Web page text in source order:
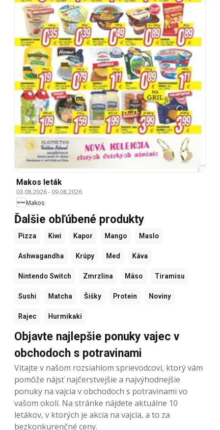
Makos leták
03.08.2026- 09.08.2026
Makos
Ďalšie obľúbené produkty
Pizza Kiwi Kapor Mango Maslo
Ashwagandha Krúpy Med Káva
Nintendo Switch Zmrzlina Mäso Tiramisu
Sushi Matcha Šišky Protein Noviny
Rajec Hurmikaki
Objavte najlepšie ponuky vajec v
obchodoch s potravinami
Vitajte v našom rozsiahlom sprievodcovi, ktorý vám
pomôže nájsť najčerstvejšie a najvýhodnejšie
ponuky na vajcia v obchodoch s potravinami vo
vašom okolí. Na stránke nájdete aktuálne 10
letákov, v ktorých je akcia na vajcia, a to za
bezkonkurenčné ceny.